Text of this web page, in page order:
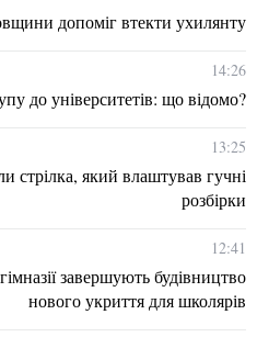
допоміг втекти ухилянту
14:26
до університетів: що відомо?
13:25
стрілка, який влаштував гучні
розбірки
12:41
завершують будівництво
нового укриття для школярів